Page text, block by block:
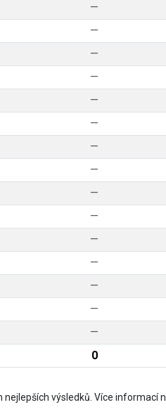
—
—
—
—
—
—
—
—
—
—
—
—
—
—
—
0
výsledků. Více informací